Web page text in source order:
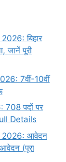
बिहार
जानें पूरी
7वीं-10वीं
पदों पर
Details
2026: आवेदन
(पूरा